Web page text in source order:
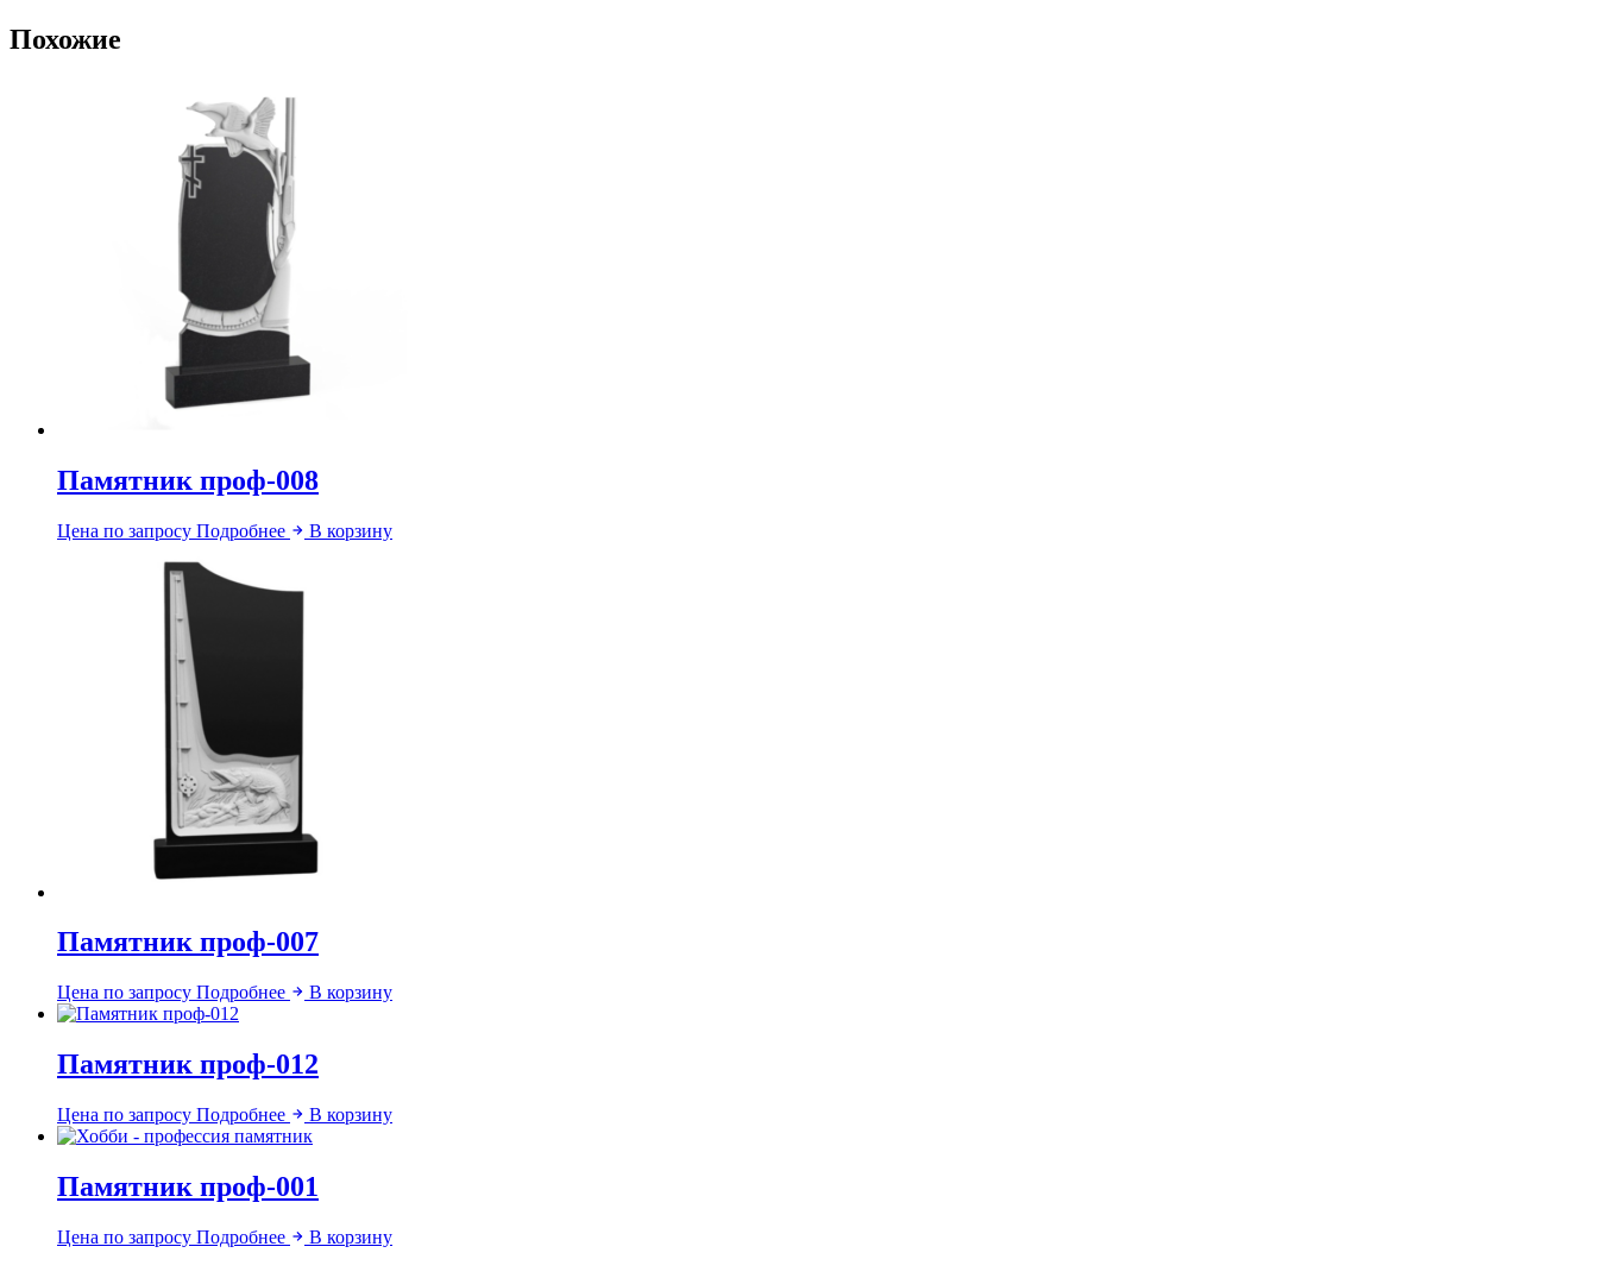
Похожие
Памятник проф-008
Цена по запросу Подробнее В корзину
Памятник проф-007
Цена по запросу Подробнее В корзину
Памятник проф-012
Цена по запросу Подробнее В корзину
Памятник проф-001
Цена по запросу Подробнее В корзину